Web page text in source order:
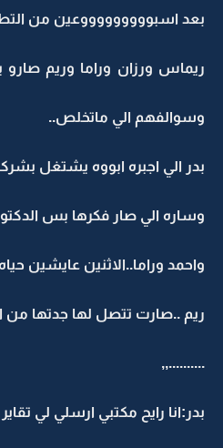
بعد اسبوووووووووعين من
ريماس ورزان وراما وريم صارو
وسوالفهم الي ماتخلص..
بدر الي اجبره ابووه يشتغل
وساره الي صار فكرها بس
واحمد وراما..الاثنين عايشين
ريم ..صارت تتصل لها جدتها من
..........,,
بدر:انا رايح مكتبي ارسلي لي